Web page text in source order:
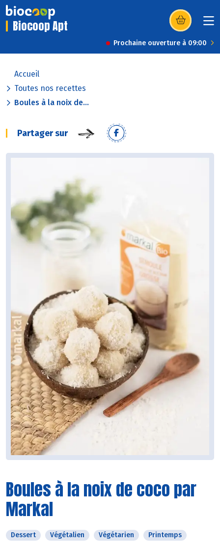
Biocoop Apt (s’ouvre dans
Prochaine ouverture à 09:00
Accueil
Toutes nos recettes
Boules à la noix de...
Partager sur
Boules à la noix de coco par
Markal
Dessert Végétalien Végétarien Printemps